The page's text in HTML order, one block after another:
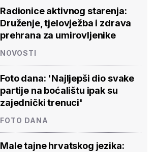
Radionice aktivnog starenja:
Druženje, tjelovježba i zdrava
prehrana za umirovljenike
NOVOSTI
Foto dana: 'Najljepši dio svake
partije na boćalištu ipak su
zajednički trenuci'
FOTO DANA
Male tajne hrvatskog jezika: